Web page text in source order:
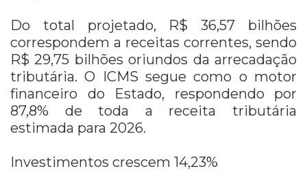
Do total projetado, R$ 36,57 bilhões
correspondem a receitas correntes, sendo
R$ 29,75 bilhões oriundos da arrecadação
tributária. O ICMS segue como o motor
financeiro do Estado, respondendo por
87,8% de toda a receita tributária
estimada para 2026.
Investimentos crescem 14,23%